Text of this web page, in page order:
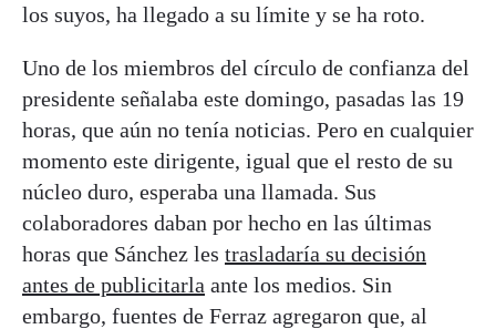
los suyos, ha llegado a su límite y se ha roto.
Uno de los miembros del círculo de confianza del
presidente señalaba este domingo, pasadas las 19
horas, que aún no tenía noticias. Pero en cualquier
momento este dirigente, igual que el resto de su
núcleo duro, esperaba una llamada. Sus
colaboradores daban por hecho en las últimas
horas que Sánchez les trasladaría su decisión
antes de publicitarla ante los medios. Sin
embargo, fuentes de Ferraz agregaron que, al